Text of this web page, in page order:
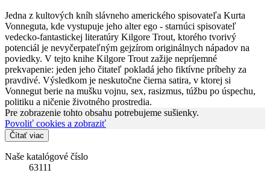
Jedna z kultových kníh slávneho amerického spisovateľa Kurta
Vonneguta, kde vystupuje jeho alter ego - starnúci spisovateľ
vedecko-fantastickej literatúry Kilgore Trout, ktorého tvorivý
potenciál je nevyčerpateľným gejzírom originálnych nápadov na
poviedky. V tejto knihe Kilgore Trout zažije nepríjemné
prekvapenie: jeden jeho čitateľ pokladá jeho fiktívne príbehy za
pravdivé. Výsledkom je neskutočne čierna satira, v ktorej si
Vonnegut berie na mušku vojnu, sex, rasizmus, túžbu po úspechu,
politiku a ničenie životného prostredia.
Pre zobrazenie tohto obsahu potrebujeme sušienky.
Povoliť cookies a zobraziť
Čítať viac
Naše katalógové číslo
63111